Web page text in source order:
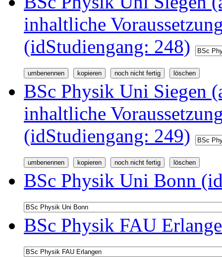
inhaltliche
(idStudiengang: 248)
BSc Physik Uni Siegen
inhaltliche
(idStudiengang: 249)
BSc Physik Uni Bonn
BSc Physik FAU